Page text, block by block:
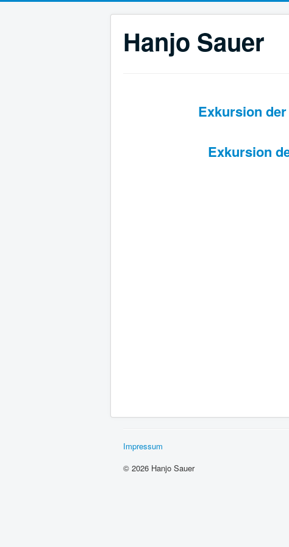
Hanjo Sauer
Exkursion
Exkursion
Impressum
© 2026 Hanjo Sauer